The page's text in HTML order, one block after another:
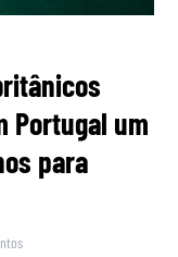
Portugal um
para